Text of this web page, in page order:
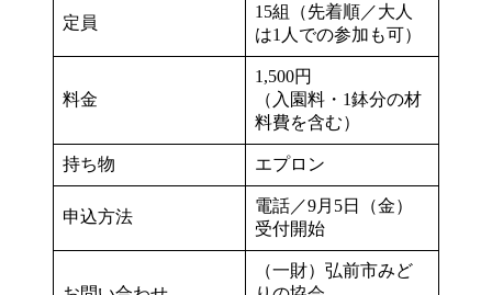
定員
15組（先着順／大人
は1人での参加も可）
料金
1,500円
（入園料・1鉢分の材
料費を含む）
持ち物 エプロン
申込方法
電話／9月5日（金）
受付開始
（一財）弘前市みど